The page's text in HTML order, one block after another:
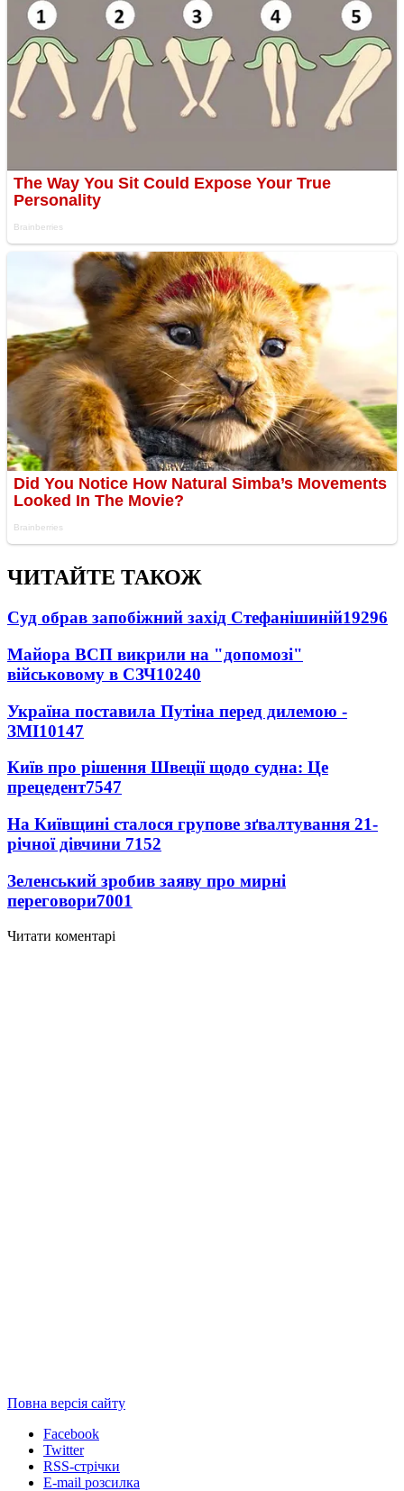
ЧИТАЙТЕ ТАКОЖ
Суд обрав запобіжний захід Стефанішиній19296
Майора ВСП викрили на "допомозі"
військовому в СЗЧ10240
Україна поставила Путіна перед дилемою -
ЗМІ10147
Київ про рішення Швеції щодо судна: Це
прецедент7547
На Київщині сталося групове зґвалтування 21-
річної дівчини 7152
Зеленський зробив заяву про мирні
переговори7001
Читати коментарі
Повна версія сайту
Facebook
Twitter
RSS-стрічки
E-mail розсилка